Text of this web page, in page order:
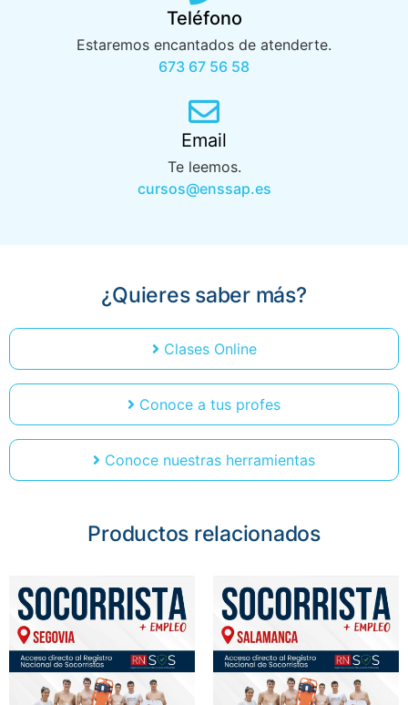
Teléfono
Estaremos encantados de atenderte.
673 67 56 58
Email
Te leemos.
cursos@enssap.es
¿Quieres saber más?
Clases Online
Conoce a tus profes
Conoce nuestras herramientas
Productos relacionados